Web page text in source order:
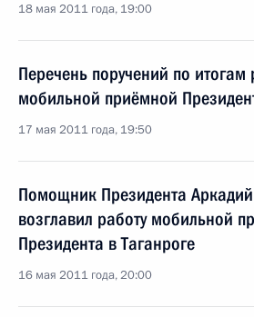
18 мая 2011 года, 19:00
Перечень поручений по итогам
мобильной приёмной
17 мая 2011 года, 19:50
Помощник Президента
возглавил работу мобильной
Президента в Таганроге
16 мая 2011 года, 20:00